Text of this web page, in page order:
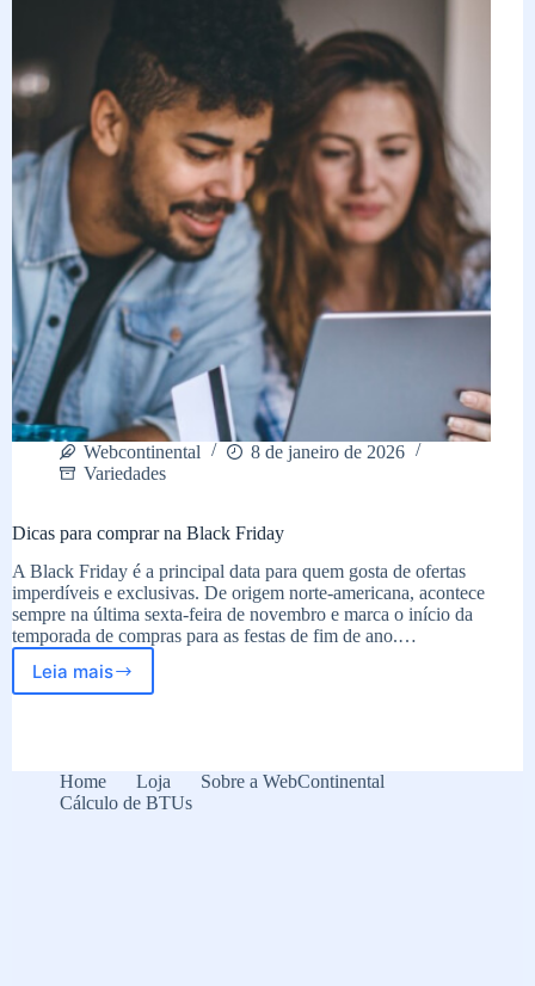
Webcontinental
8 de janeiro de 2026
Variedades
Dicas para comprar na Black Friday
A Black Friday é a principal data para quem gosta de ofertas
imperdíveis e exclusivas. De origem norte-americana, acontece
sempre na última sexta-feira de novembro e marca o início da
temporada de compras para as festas de fim de ano.…
Leia mais
Dicas
Friday
Home Loja
Sobre a WebContinental
Cálculo de BTUs